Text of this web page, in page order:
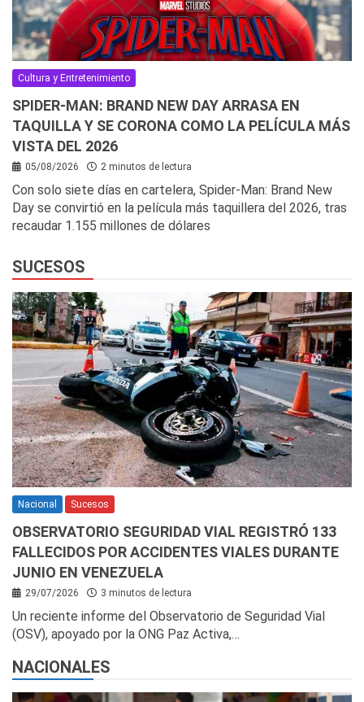
Cultura y Entretenimiento
SPIDER-MAN: BRAND NEW DAY ARRASA EN
TAQUILLA Y SE CORONA COMO LA PELÍCULA MÁS
VISTA DEL 2026
05/08/2026 2 minutos de lectura
Con solo siete días en cartelera, Spider-Man: Brand New
Day se convirtió en la película más taquillera del 2026, tras
recaudar 1.155 millones de dólares
SUCESOS
Nacional Sucesos
OBSERVATORIO SEGURIDAD VIAL REGISTRÓ 133
FALLECIDOS POR ACCIDENTES VIALES DURANTE
JUNIO EN VENEZUELA
29/07/2026 3 minutos de lectura
Un reciente informe del Observatorio de Seguridad Vial
(OSV), apoyado por la ONG Paz Activa,…
NACIONALES